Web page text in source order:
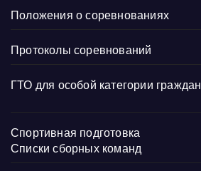
Положения о соревнованиях
Протоколы соревнований
ГТО для особой категории граждан
Спортивная подготовка
Списки сборных команд